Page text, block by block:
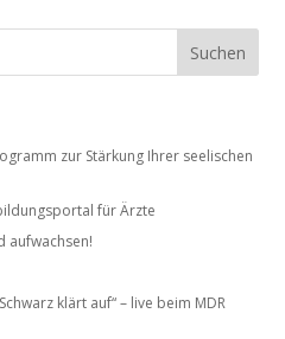
zur Stärkung Ihrer seelischen
für Ärzte
aufwachsen!
klärt auf“ – live beim MDR